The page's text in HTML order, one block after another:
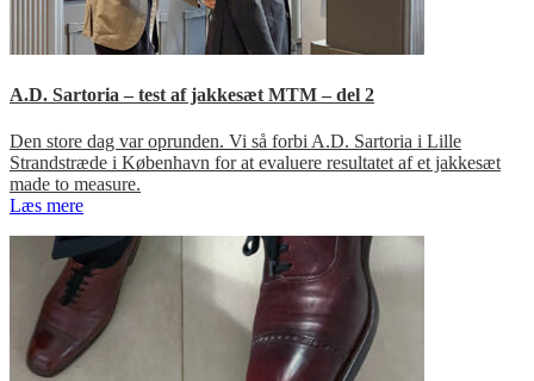
A.D. Sartoria – test af jakkesæt MTM – del 2
Den store dag var oprunden. Vi så forbi A.D. Sartoria i Lille
Strandstræde i København for at evaluere resultatet af et jakkesæt
made to measure.
Læs mere